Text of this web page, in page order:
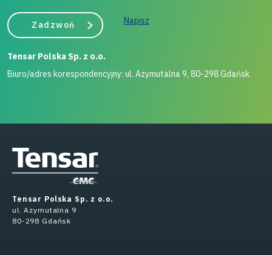
Zadzwoń Napisz
Tensar Polska Sp. z o.o.
Biuro/adres korespondencyjny: ul. Azymutalna 9, 80-298 Gdańsk
Tensar Polska Sp. z o.o.
ul. Azymutalna 9
80-298 Gdańsk